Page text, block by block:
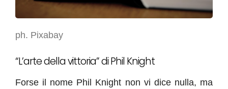
ph. Pixabay
“L’arte della vittoria” di Phil Knight
Forse il nome Phil Knight non vi dice nulla, ma